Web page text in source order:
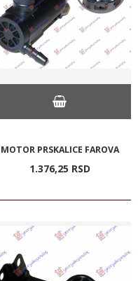
MOTOR PRSKALICE FAROVA
1.376,25 RSD